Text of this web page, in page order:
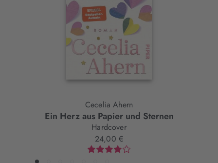
Cecelia Ahern
Ein Herz aus Papier und Sternen
Hardcover
24,00 €